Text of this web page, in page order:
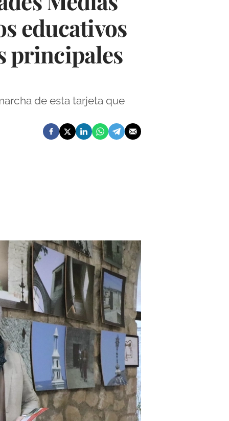
educativos
principales
de esta tarjeta que